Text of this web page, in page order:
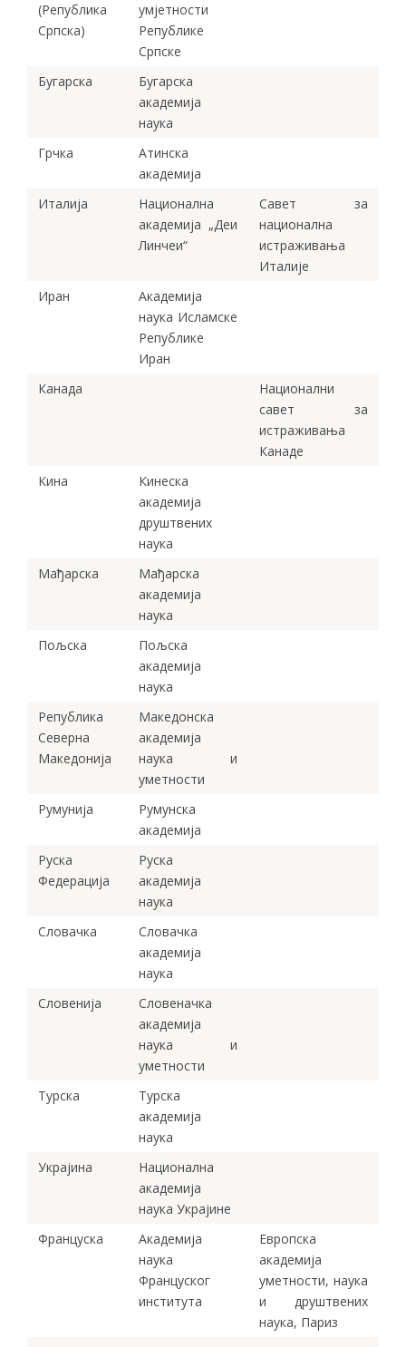
(Република
Српска)
умјетности
Републике
Српске
Бугарска
Бугарска
академија
наука
Грчка
Атинска
академија
Италија
Национална
академија „Деи
Линчеи“
Савет за
национална
истраживања
Италије
Иран
Академија
наука Исламске
Републике
Иран
Канада
Национални
савет за
истраживања
Канаде
Кина
Кинеска
академија
друштвених
наука
Мађарска
Мађарска
академија
наука
Пољска
Пољска
академија
наука
Република
Северна
Македонија
Македонска
академија
наука и
уметности
Румунија
Румунска
академија
Руска
Федерација
Руска
академија
наука
Словачка
Словачка
академија
наука
Словенија
Словеначка
академија
наука и
уметности
Турска
Турска
академија
наука
Украјина
Национална
академија
наука Украјине
Француска
Академија
наука
Француског
института
Европска
академија
уметности, наука
и друштвених
наука, Париз